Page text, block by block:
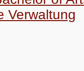
Verwaltung